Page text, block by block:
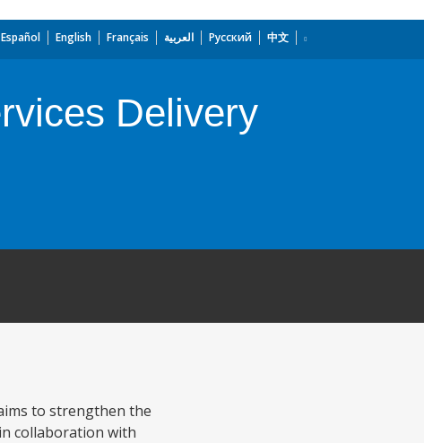
Español English Français العربية Русский 中文
Delivery
to strengthen the
collaboration with